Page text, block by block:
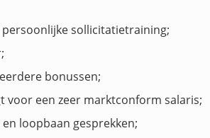
persoonlijke sollicitatietraining;
bonussen;
voor een zeer marktconform salaris;
loopbaan gesprekken;